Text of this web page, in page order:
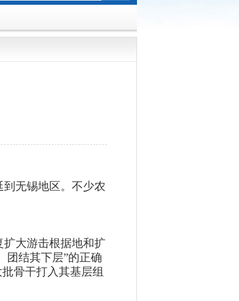
无锡地区。不少农
大游击根据地和扩
团结其下层”的正确
骨干打入其基层组